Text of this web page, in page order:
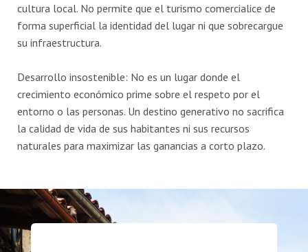
cultura local. No permite que el turismo comercialice de
forma superficial la identidad del lugar ni que sobrecargue
su infraestructura.
Desarrollo insostenible: No es un lugar donde el
crecimiento económico prime sobre el respeto por el
entorno o las personas. Un destino generativo no sacrifica
la calidad de vida de sus habitantes ni sus recursos
naturales para maximizar las ganancias a corto plazo.